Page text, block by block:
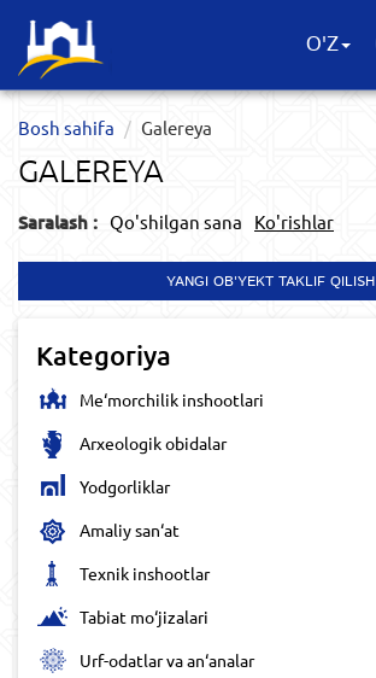
O'Z
Bosh sahifa Galereya
GALEREYA
Saralash : Qo'shilgan sana Ko'rishlar
YANGI OB'YEKT TAKLIF QILISH
Kategoriya
Me‘morchilik inshootlari
Arxeologik obidalar
Yodgorliklar
Amaliy san‘at
Texnik inshootlar
Tabiat mo‘jizalari
Urf-odatlar va an‘analar